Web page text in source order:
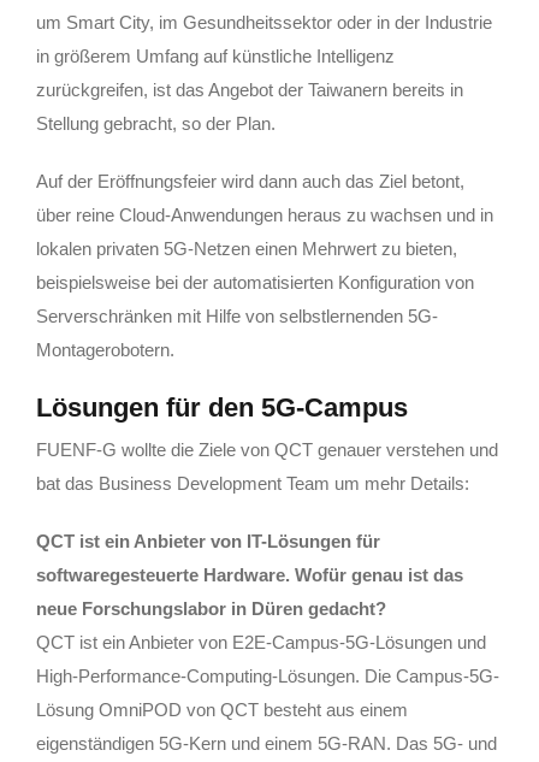
um Smart City, im Gesundheitssektor oder in der Industrie
in größerem Umfang auf künstliche Intelligenz
zurückgreifen, ist das Angebot der Taiwanern bereits in
Stellung gebracht, so der Plan.
Auf der Eröffnungsfeier wird dann auch das Ziel betont,
über reine Cloud-Anwendungen heraus zu wachsen und in
lokalen privaten 5G-Netzen einen Mehrwert zu bieten,
beispielsweise bei der automatisierten Konfiguration von
Serverschränken mit Hilfe von selbstlernenden 5G-
Montagerobotern.
Lösungen für den 5G-Campus
FUENF-G wollte die Ziele von QCT genauer verstehen und
bat das Business Development Team um mehr Details:
QCT ist ein Anbieter von IT-Lösungen für
softwaregesteuerte Hardware. Wofür genau ist das
neue Forschungslabor in Düren gedacht?
QCT ist ein Anbieter von E2E-Campus-5G-Lösungen und
High-Performance-Computing-Lösungen. Die Campus-5G-
Lösung OmniPOD von QCT besteht aus einem
eigenständigen 5G-Kern und einem 5G-RAN. Das 5G- und